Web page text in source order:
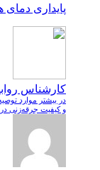
پایداری دمای
کارشناس
در بیشتر موارد
و کیفیت جرقه‌زنی